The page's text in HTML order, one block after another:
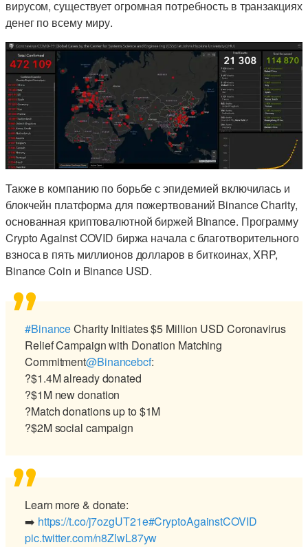
вирусом, существует огромная потребность в транзакциях
денег по всему миру.
Также в компанию по борьбе с эпидемией включилась и
блокчейн платформа для пожертвований Binance Charity,
основанная криптовалютной биржей Binance. Программу
Crypto Against COVID биржа начала с благотворительного
взноса в пять миллионов долларов в биткоинах, XRP,
Binance Coin и Binance USD.
#BinanceCharity Initiates $5 Million USD Coronavirus
Relief Campaign with Donation Matching
Commitment@Binancebcf:
?$1.4M already donated
?$1M new donation
?Match donations up to $1M
?$2M social campaign
Learn more & donate:
➡️ https://t.co/j7ozgUT21e#CryptoAgainstCOVID
pic.twitter.com/n8ZlwL87yw